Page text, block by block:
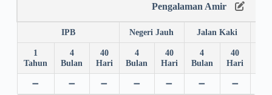
Pengalaman Amir
IPB Negeri Jauh Jalan Kaki
1
Tahun
4
Bulan
40
Hari
4
Bulan
40
Hari
4
Bulan
40
Hari
➖ ➖ ➖ ➖ ➖ ➖ ➖